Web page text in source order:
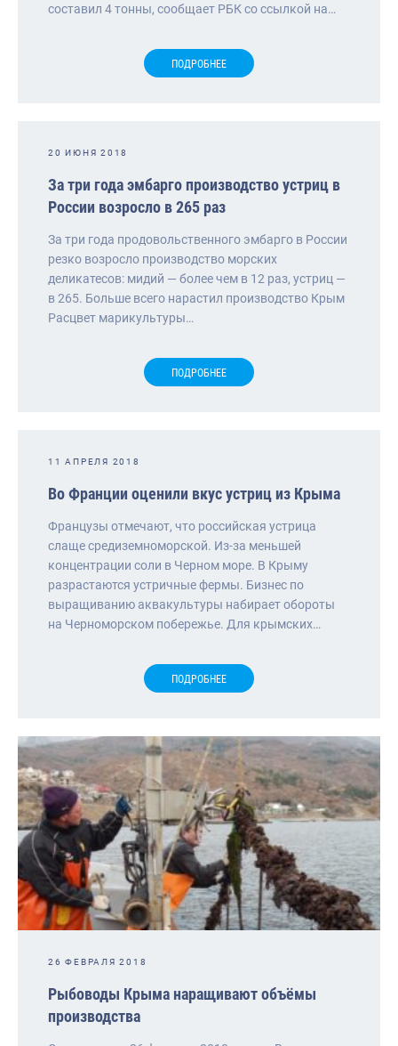
составил 4 тонны, сообщает РБК со ссылкой на…
ПОДРОБНЕЕ
20 ИЮНЯ 2018
За три года эмбарго производство устриц в
России возросло в 265 раз
За три года продовольственного эмбарго в России
резко возросло производство морских
деликатесов: мидий — более чем в 12 раз, устриц —
в 265. Больше всего нарастил производство Крым
Расцвет марикультуры…
ПОДРОБНЕЕ
11 АПРЕЛЯ 2018
Во Франции оценили вкус устриц из Крыма
Французы отмечают, что российская устрица
слаще средиземноморской. Из-за меньшей
концентрации соли в Черном море. В Крыму
разрастаются устричные фермы. Бизнес по
выращиванию аквакультуры набирает обороты
на Черноморском побережье. Для крымских…
ПОДРОБНЕЕ
26 ФЕВРАЛЯ 2018
Рыбоводы Крыма наращивают объёмы
производства